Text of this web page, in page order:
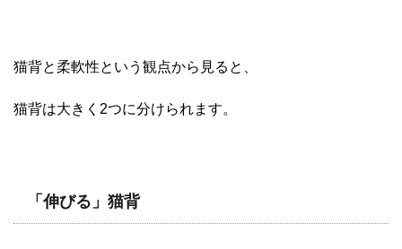
猫背と柔軟性という観点から見ると、
猫背は大きく2つに分けられます。
「伸びる」猫背